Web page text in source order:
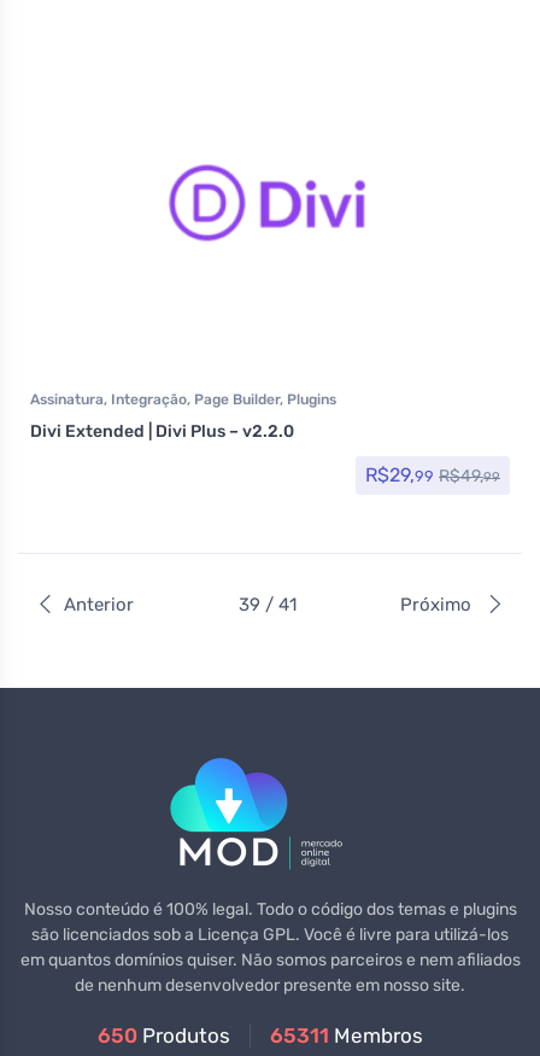
Assinatura, Integração, Page Builder, Plugins
Divi Extended | Divi Plus – v2.2.0
R$29,99 R$49,99
Anterior 39 / 41 Próximo
Nosso conteúdo é 100% legal. Todo o código dos temas e plugins
são licenciados sob a Licença GPL. Você é livre para utilizá-los
em quantos domínios quiser. Não somos parceiros e nem afiliados
de nenhum desenvolvedor presente em nosso site.
650 Produtos 65311 Membros